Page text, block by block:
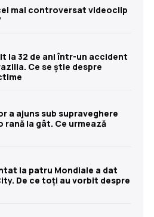
mai controversat videoclip
la 32 de ani într-un accident
Ce se știe despre
a ajuns sub supraveghere
rană la gât. Ce urmează
la patru Mondiale a dat
De ce toți au vorbit despre